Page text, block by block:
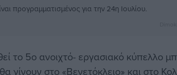
προγραμματισμένος για την 24η Ιουλίου.
το 5ο ανοιχτό- εργασιακό κύπελλο
γίνουν στο «Βενετόκλειο» και στο